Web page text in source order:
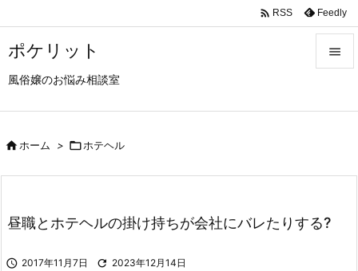
ポケリット
風俗嬢のお悩み相談室

次へ
 RSS Feedly
ホーム > ホテヘル
昼職とホテヘルの掛け持ちが会社にバレたりする?
 2017年11月7日  2023年12月14日